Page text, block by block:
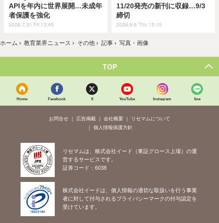
APIを年内に世界展開…未成年
者保護を強化
2026.7.31 Fri 13:45
11/20発売の新刊に収録…9/3
締切
2026.8.6 Thu 15:15
ホーム › 教育業界ニュース › その他 › 記事 › 写真・画像
TOP
Home Facebook X YouTube Instagram line
お問合せ 広告掲載 会社概要
リセマムについて
個人情報保護方針
リセマムは、株式会社イード（東証グロース上場）の運
営するサービスです。
証券コード：6038
株式会社イードは、個人情報の適切な取扱いを行う事業
者に対して付与されるプライバシーマークの付与認定を
受けています。